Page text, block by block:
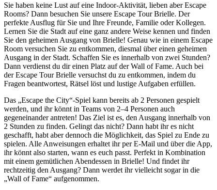
Sie haben keine Lust auf eine Indoor-Aktivität, lieben aber Escape
Rooms? Dann besuchen Sie unsere Escape Tour Brielle. Der
perfekte Ausflug für Sie und Ihre Freunde, Familie oder Kollegen.
Lernen Sie die Stadt auf eine ganz andere Weise kennen und finden
Sie den geheimen Ausgang von Brielle! Genau wie in einem Escape
Room versuchen Sie zu entkommen, diesmal über einen geheimen
Ausgang in der Stadt. Schaffen Sie es innerhalb von zwei Stunden?
Dann verdienst du dir einen Platz auf der Wall of Fame. Auch bei
der Escape Tour Brielle versuchst du zu entkommen, indem du
Fragen beantwortest, Rätsel löst und lustige Aufgaben erfüllen.
Das „Escape the City“-Spiel kann bereits ab 2 Personen gespielt
werden, und ihr könnt in Teams von 2–4 Personen auch
gegeneinander antreten! Das Ziel ist es, den Ausgang innerhalb von
2 Stunden zu finden. Gelingt das nicht? Dann habt ihr es nicht
geschafft, habt aber dennoch die Möglichkeit, das Spiel zu Ende zu
spielen. Alle Anweisungen erhaltet ihr per E-Mail und über die App,
ihr könnt also starten, wann es euch passt. Perfekt in Kombination
mit einem gemütlichen Abendessen in Brielle! Und findet ihr
rechtzeitig den Ausgang? Dann werdet ihr vielleicht sogar in die
„Wall of Fame“ aufgenommen.